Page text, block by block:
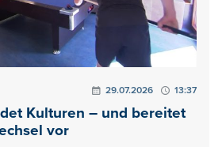
29.07.2026 13:37
Kulturen – und bereitet
vor